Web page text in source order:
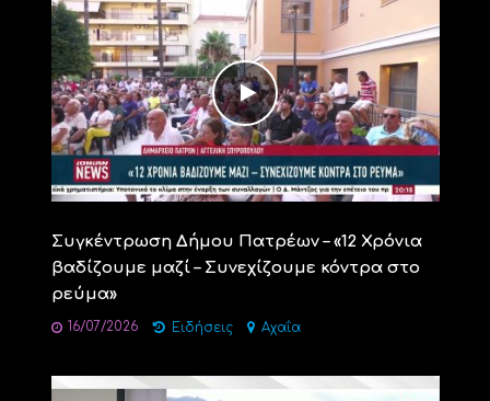
Συγκέντρωση Δήμου Πατρέων – «12 Χρόνια
βαδίζουμε μαζί – Συνεχίζουμε κόντρα στο
ρεύμα»
16/07/2026 Ειδήσεις Αχαΐα